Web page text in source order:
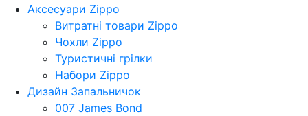
Аксесуари Zippo
Витратні товари Zippo
Чохли Zippo
Туристичні грілки
Набори Zippo
Дизайн Запальничок
007 James Bond